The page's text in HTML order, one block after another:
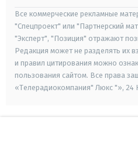
Все коммерческие рекламные
"Спецпроект" или "Партнерский
"Эксперт", "Позиция" отражают
Редакция может не разделять их
и правил цитирования можно
пользования сайтом. Все права
«Телерадиокомпания" Люкс "», 24